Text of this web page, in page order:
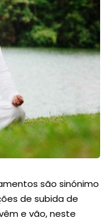
são sinónimo
de subida de
e vão, neste